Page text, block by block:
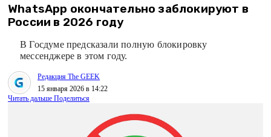
WhatsApp окончательно заблокируют в
России в 2026 году
В Госдуме предсказали полную блокировку
мессенджере в этом году.
Редакция The GEEK
15 января 2026 в 14:22
Читать дальше Поделиться